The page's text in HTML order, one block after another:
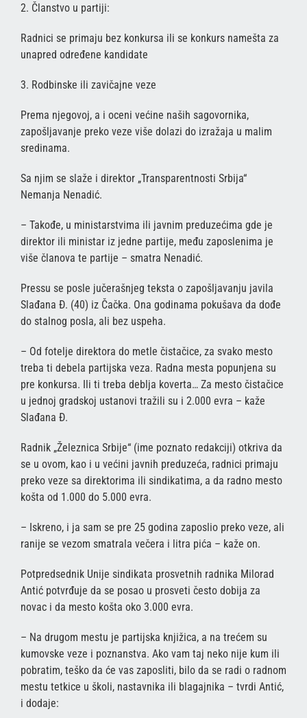
2. Članstvo u partiji:
Radnici se primaju bez konkursa ili se konkurs namešta za
unapred određene kandidate
3. Rodbinske ili zavičajne veze
Prema njegovoj, a i oceni većine naših sagovornika,
zapošljavanje preko veze više dolazi do izražaja u malim
sredinama.
Sa njim se slaže i direktor „Transparentnosti Srbija“
Nemanja Nenadić.
– Takođe, u ministarstvima ili javnim preduzećima gde je
direktor ili ministar iz jedne partije, među zaposlenima je
više članova te partije – smatra Nenadić.
Pressu se posle jučerašnjeg teksta o zapošljavanju javila
Slađana Đ. (40) iz Čačka. Ona godinama pokušava da dođe
do stalnog posla, ali bez uspeha.
– Od fotelje direktora do metle čistačice, za svako mesto
treba ti debela partijska veza. Radna mesta popunjena su
pre konkursa. Ili ti treba deblja koverta… Za mesto čistačice
u jednoj gradskoj ustanovi tražili su i 2.000 evra – kaže
Slađana Đ.
Radnik „Železnica Srbije“ (ime poznato redakciji) otkriva da
se u ovom, kao i u većini javnih preduzeća, radnici primaju
preko veze sa direktorima ili sindikatima, a da radno mesto
košta od 1.000 do 5.000 evra.
– Iskreno, i ja sam se pre 25 godina zaposlio preko veze, ali
ranije se vezom smatrala večera i litra pića – kaže on.
Potpredsednik Unije sindikata prosvetnih radnika Milorad
Antić potvrđuje da se posao u prosveti često dobija za
novac i da mesto košta oko 3.000 evra.
– Na drugom mestu je partijska knjižica, a na trećem su
kumovske veze i poznanstva. Ako vam taj neko nije kum ili
pobratim, teško da će vas zaposliti, bilo da se radi o radnom
mestu tetkice u školi, nastavnika ili blagajnika – tvrdi Antić,
i dodaje: